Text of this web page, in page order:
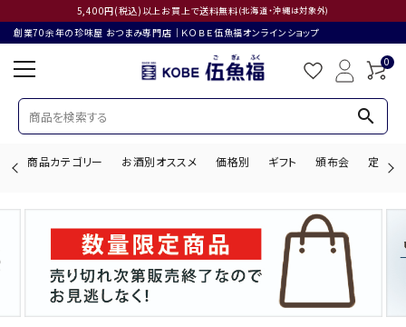
5,400円(税込)以上お買上で送料無料(北海道・沖縄は対象外)
創業70余年の珍味屋 おつまみ専門店│ＫＯＢＥ伍魚福オンラインショップ
0
search
商品カテゴリー お酒別オススメ 価格別 ギフト 頒布会 定期購
search
ACCOUNT MENU